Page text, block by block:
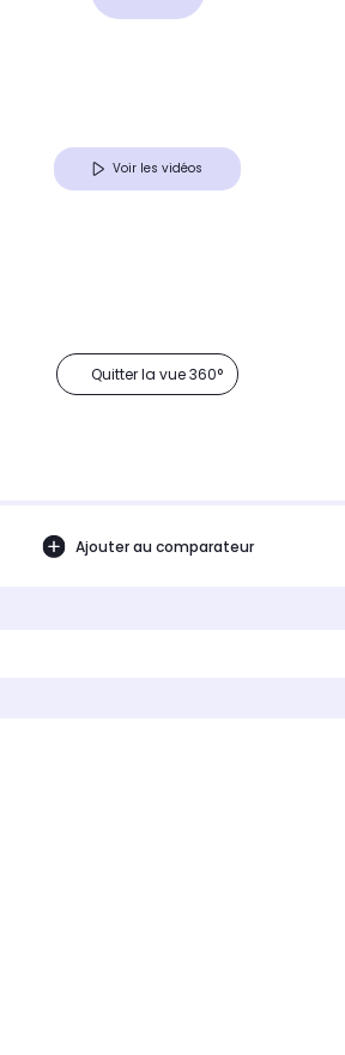
Voir les vidéos
Quitter la vue 360°
Ajouter au comparateur